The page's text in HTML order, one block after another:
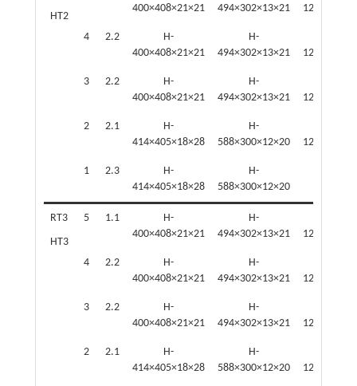
HT2
400×408×21×21
494×302×13×21
4 2.2
H-
400×408×21×21
H-
494×302×13×21
3 2.2
H-
400×408×21×21
H-
494×302×13×21
2 2.1
H-
414×405×18×28
H-
588×300×12×20
1 2.3
H-
414×405×18×28
H-
588×300×12×20
RT3
HT3
5 1.1
H-
400×408×21×21
H-
494×302×13×21
4 2.2
H-
400×408×21×21
H-
494×302×13×21
3 2.2
H-
400×408×21×21
H-
494×302×13×21
2 2.1
H-
414×405×18×28
H-
588×300×12×20